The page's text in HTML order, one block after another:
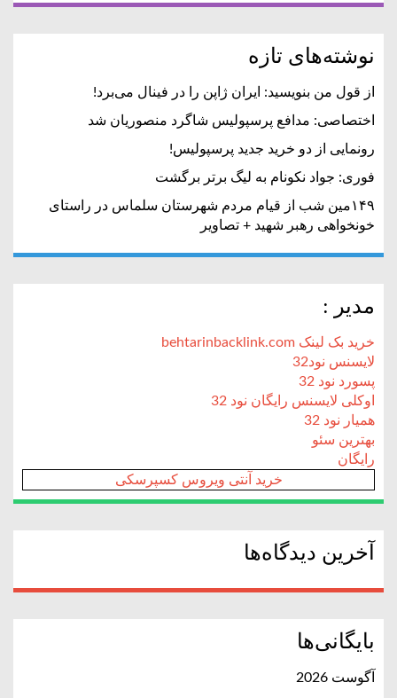
نوشته‌های تازه
از قول من بنویسید: ایران ژاپن را در فینال می‌برد!
اختصاصی: مدافع پرسپولیس شاگرد منصوریان شد
رونمایی از دو خرید جدید پرسپولیس!
فوری: جواد نکونام به لیگ برتر برگشت
۱۴۹مین شب از قیام مردم شهرستان سلماس در راستای
خونخواهی رهبر شهید + تصاویر
مدیر :
خرید بک لینک behtarinbacklink.com
لایسنس نود32
پسورد نود 32
اوکلی لایسنس رایگان نود 32
همیار نود 32
بهترین سئو
رایگان
خرید آنتی ویروس کسپرسکی
آخرین دیدگاه‌ها
بایگانی‌ها
آگوست 2026